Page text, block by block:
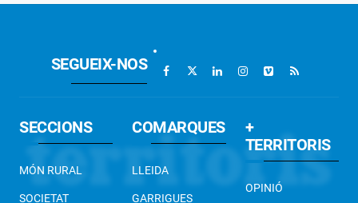
SEGUEIX-NOS
SECCIONS
MÓN RURAL
SOCIETAT
COMARQUES
LLEIDA
GARRIGUES
+
TERRITORIS
OPINIÓ